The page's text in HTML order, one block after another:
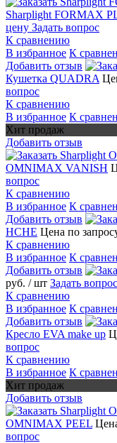
Sharplight FORMAX
цену Задать вопрос
К сравнению
В избранное К
Добавить отзыв
Кушетка QUADRA
вопрос
К сравнению
В избранное К
Хит продаж
Добавить отзыв
OMNIMAX VANISH
вопрос
К сравнению
В избранное К
Добавить отзыв
HCHE Цена по
К сравнению
В избранное К
Добавить отзыв
руб. / шт Задать вопрос
К сравнению
В избранное К
Добавить отзыв
Кресло EVA make up
вопрос
К сравнению
В избранное К
Хит продаж
Добавить отзыв
OMNIMAX PEEL
вопрос